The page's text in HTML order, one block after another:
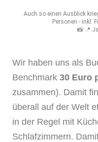
Auch so einen Ausblick
Personen - inkl.
📸 📍
Wir haben uns als
Benchmark 30 Euro
zusammen). Damit
überall auf der Welt
in der Regel mit
Schlafzimmern.